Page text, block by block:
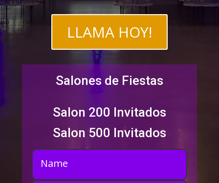
LLAMA HOY!
Salones de Fiestas
Salon 200 Invitados
Salon 500 Invitados